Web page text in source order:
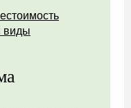
виды